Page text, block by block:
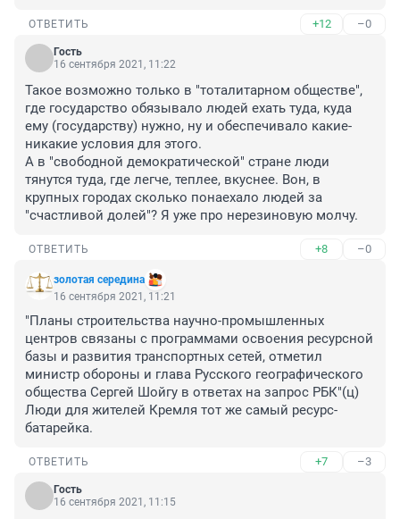
ОТВЕТИТЬ +12 –0
Гость
16 сентября 2021, 11:22
Такое возможно только в "тоталитарном обществе",
где государство обязывало людей ехать туда, куда
ему (государству) нужно, ну и обеспечивало какие-
никакие условия для этого.
А в "свободной демократической" стране люди
тянутся туда, где легче, теплее, вкуснее. Вон, в
крупных городах сколько понаехало людей за
"счастливой долей"? Я уже про нерезиновую молчу.
ОТВЕТИТЬ +8 –0
золотая середина
16 сентября 2021, 11:21
"Планы строительства научно-промышленных
центров связаны с программами освоения ресурсной
базы и развития транспортных сетей, отметил
министр обороны и глава Русского географического
общества Сергей Шойгу в ответах на запрос РБК"(ц)
Люди для жителей Кремля тот же самый ресурс-
батарейка.
ОТВЕТИТЬ +7 –3
Гость
16 сентября 2021, 11:15